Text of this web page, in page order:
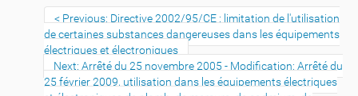
Previous: Directive 2002/95/CE : limitation de l'utilisation
de certaines substances dangereuses dans les équipements
électriques et électroniques
Next: Arrêté du 25 novembre 2005 - Modification: Arrêté du
25 février 2009, utilisation dans les équipements électriques